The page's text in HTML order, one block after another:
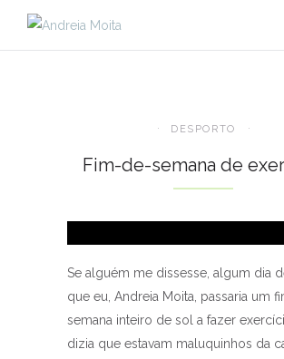
DESPORTO
Fim-de-semana de
Se alguém me dissesse, algum dia
que eu, Andreia Moita, passaria um
semana inteiro de sol a fazer
dizia que estavam maluquinhos da